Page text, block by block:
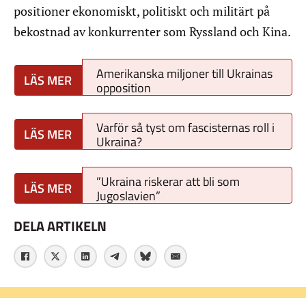
positioner ekonomiskt, politiskt och militärt på
bekostnad av konkurrenter som Ryssland och Kina.
Amerikanska miljoner till Ukrainas
opposition
Varför så tyst om fascisternas roll i
Ukraina?
”Ukraina riskerar att bli som
Jugoslavien”
DELA ARTIKELN